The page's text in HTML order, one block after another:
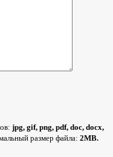
jpg, gif, png, pdf, doc, docx,
размер файла: 2MB.